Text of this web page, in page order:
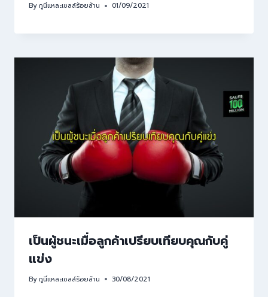
Byกูนี่แหละเซลล์ร้อยล้าน 01/09/2021
เป็นผู้ชนะเมื่อลูกค้าเปรียบเทียบคุณกับคู่
แข่ง
Byกูนี่แหละเซลล์ร้อยล้าน 30/08/2021